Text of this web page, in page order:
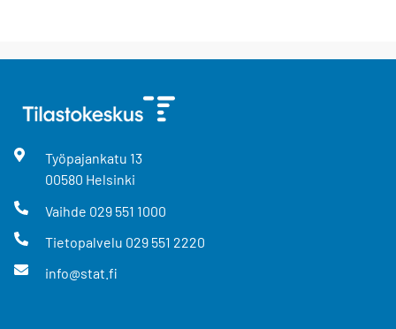
Työpajankatu 13
00580 Helsinki
Vaihde 029 551 1000
Tietopalvelu 029 551 2220
info@stat.fi